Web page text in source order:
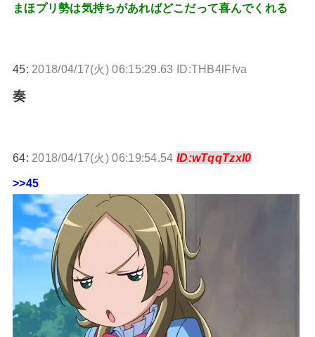
まほプリ勢は気持ちがあればどこだって喜んでくれる
45: 2018/04/17(火) 06:15:29.63 ID:THB4lFfva
奏
64: 2018/04/17(火) 06:19:54.54 ID:wTqqTzxl0
>>45